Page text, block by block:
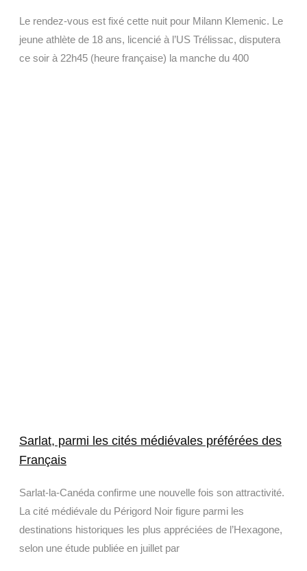
Le rendez-vous est fixé cette nuit pour Milann Klemenic. Le
jeune athlète de 18 ans, licencié à l’US Trélissac, disputera
ce soir à 22h45 (heure française) la manche du 400
Sarlat, parmi les cités médiévales préférées des
Français
Sarlat-la-Canéda confirme une nouvelle fois son attractivité.
La cité médiévale du Périgord Noir figure parmi les
destinations historiques les plus appréciées de l’Hexagone,
selon une étude publiée en juillet par